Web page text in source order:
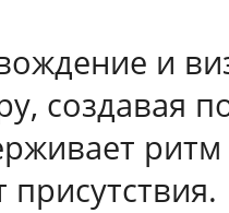
и
создавая